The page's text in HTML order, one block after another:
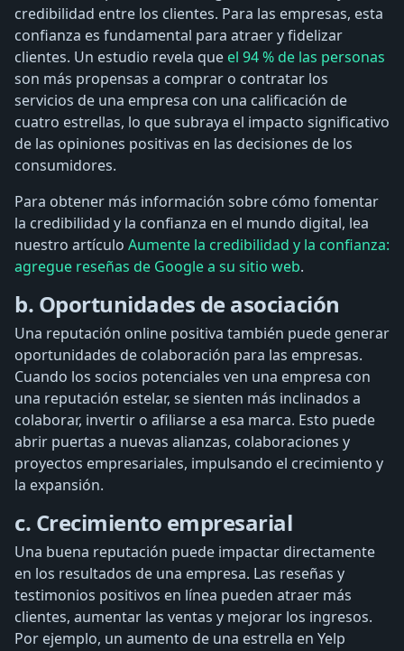
credibilidad entre los clientes. Para las empresas, esta
confianza es fundamental para atraer y fidelizar
clientes. Un estudio revela que el 94 % de las personas
son más propensas a comprar o contratar los
servicios de una empresa con una calificación de
cuatro estrellas, lo que subraya el impacto significativo
de las opiniones positivas en las decisiones de los
consumidores.
Para obtener más información sobre cómo fomentar
la credibilidad y la confianza en el mundo digital, lea
nuestro artículo Aumente la credibilidad y la confianza:
agregue reseñas de Google a su sitio web.
b. Oportunidades de asociación
Una reputación online positiva también puede generar
oportunidades de colaboración para las empresas.
Cuando los socios potenciales ven una empresa con
una reputación estelar, se sienten más inclinados a
colaborar, invertir o afiliarse a esa marca. Esto puede
abrir puertas a nuevas alianzas, colaboraciones y
proyectos empresariales, impulsando el crecimiento y
la expansión.
c. Crecimiento empresarial
Una buena reputación puede impactar directamente
en los resultados de una empresa. Las reseñas y
testimonios positivos en línea pueden atraer más
clientes, aumentar las ventas y mejorar los ingresos.
Por ejemplo, un aumento de una estrella en Yelp